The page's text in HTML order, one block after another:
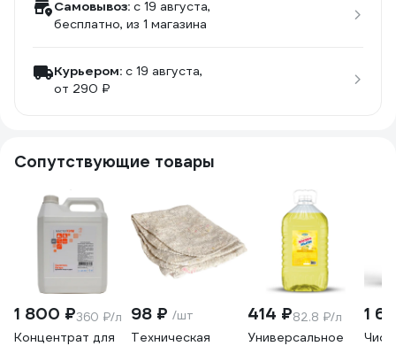
Самовывоз: c 19 августа,
бесплатно, из 1 магазина
Курьером: c 19 августа,
от 290 ₽
Сопутствующие товары
1 800 ₽360 ₽/л
Концентрат для
98 ₽ /шт
Техническая
414 ₽82.8 ₽/л
Универсальное
1